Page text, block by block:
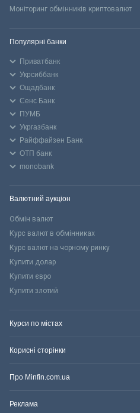
Моніторинг обмінників криптовалют
Популярні банки
Приватбанк
Укрсиббанк
Ощадбанк
Сенс Банк
ПУМБ
Укргазбанк
Райффайзен Банк
ОТП банк
monobank
Валютний аукціон
Обмін валют
Курс валют в обмінниках
Курс валют на чорному ринку
Купити долар
Купити євро
Купити злотий
Курси по містах
Корисні сторінки
Про Minfin.com.ua
Реклама